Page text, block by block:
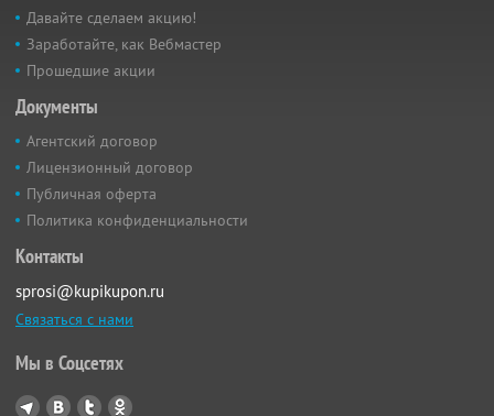
Давайте сделаем акцию!
Заработайте, как Вебмастер
Прошедшие акции
Документы
Агентский договор
Лицензионный договор
Публичная оферта
Политика конфиденциальности
Контакты
sprosi@kupikupon.ru
Связаться с нами
Мы в Соцсетях